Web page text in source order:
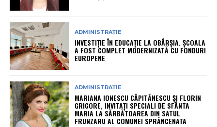
ADMINISTRAȚIE
INVESTIȚIE ÎN EDUCAȚIE LA OBÂRȘIA. ȘCOALA
A FOST COMPLET MODERNIZATĂ CU FONDURI
EUROPENE
ADMINISTRAȚIE
MARIANA IONESCU CĂPITĂNESCU ȘI FLORIN
GRIGORE, INVITAȚI SPECIALI DE SFÂNTA
MARIA LA SĂRBĂTOAREA DIN SATUL
FRUNZARU AL COMUNEI SPRÂNCENATA